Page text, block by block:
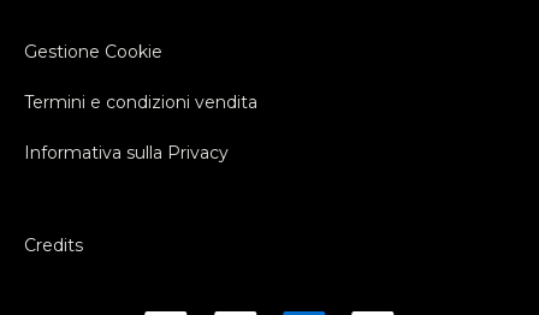
Gestione Cookie
Termini e condizioni vendita
Informativa sulla Privacy
Credits